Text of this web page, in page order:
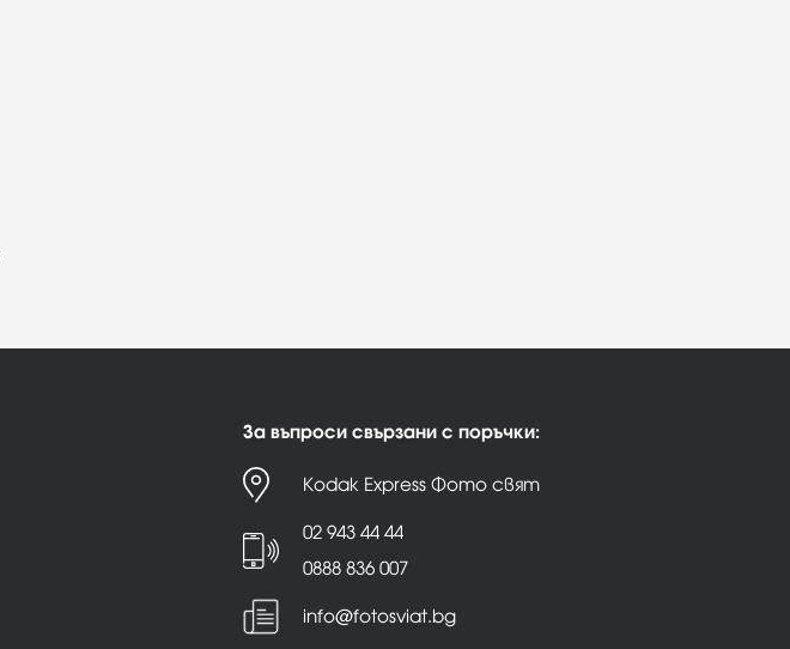
За въпроси свързани с поръчки:
Kodak Express Фото свят
02 943 44 44
0888 836 007
info@fotosviat.bg